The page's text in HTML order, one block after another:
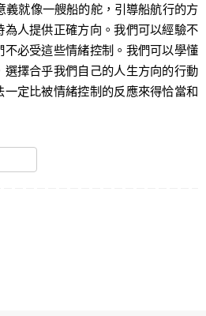
就像一艘船的舵，引導船航行的方
人提供正確方向。我們可以經驗不
必受這些情緒控制。我們可以學懂
擇合乎我們自己的人生方向的行動
定比被情緒控制的反應來得恰當和